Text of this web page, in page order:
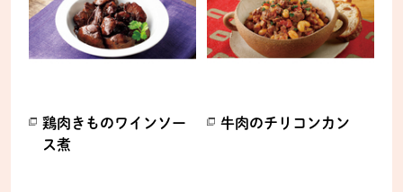
鶏肉きものワインソー
ス煮
牛肉のチリコンカン